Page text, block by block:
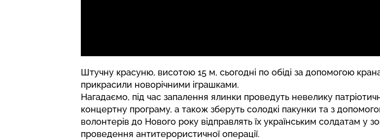
Штучну красуню, висотою 15 м, сьогодні по обіді за допомогою
прикрасили новорічними іграшками.
Нагадаємо, під час запалення ялинки проведуть невелику
концертну програму, а також зберуть солодкі пакунки та з
волонтерів до Нового року відправлять їх українським солдатам у
проведення антитерористичної операції.